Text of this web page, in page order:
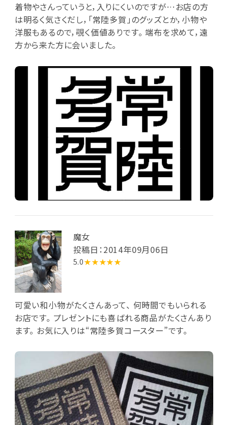
着物やさんっていうと，入りにくいのですが…お店の方
は明るく気さくだし，「常陸多賀」のグッズとか，小物や
洋服もあるので，覗く価値ありです。 端布を求めて，遠
方から来た方に会いました。
魔女
投稿日：2014年09月06日
5.0★★★★★
可愛い和小物がたくさんあって、 何時間でもいられる
お店です。 プレゼントにも喜ばれる商品がたくさんあり
ます。 お気に入りは“常陸多賀コースター”です。